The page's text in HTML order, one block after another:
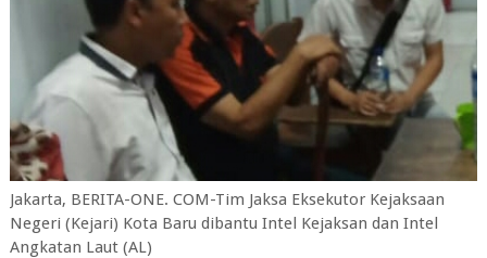
Jakarta, BERITA-ONE. COM-Tim Jaksa Eksekutor Kejaksaan
Negeri (Kejari) Kota Baru dibantu Intel Kejaksan dan Intel
Angkatan Laut (AL)